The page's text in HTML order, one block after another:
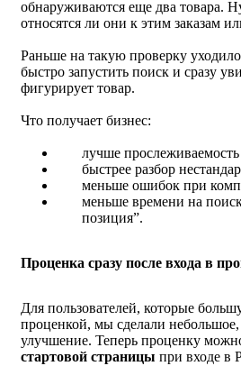
обнаруживаются еще два товара.
относятся ли они к этим заказам
Раньше на такую проверку
быстро запустить поиск и сразу
фигурирует товар.
Что получает бизнес:
лучше
быстрее разбор
меньше ошибок при
меньше времени на поиск
позиция”.
Проценка сразу после входа в
Для пользователей, которые
проценкой, мы сделали небольшое,
улучшение. Теперь проценку
стартовой страницы при входе в